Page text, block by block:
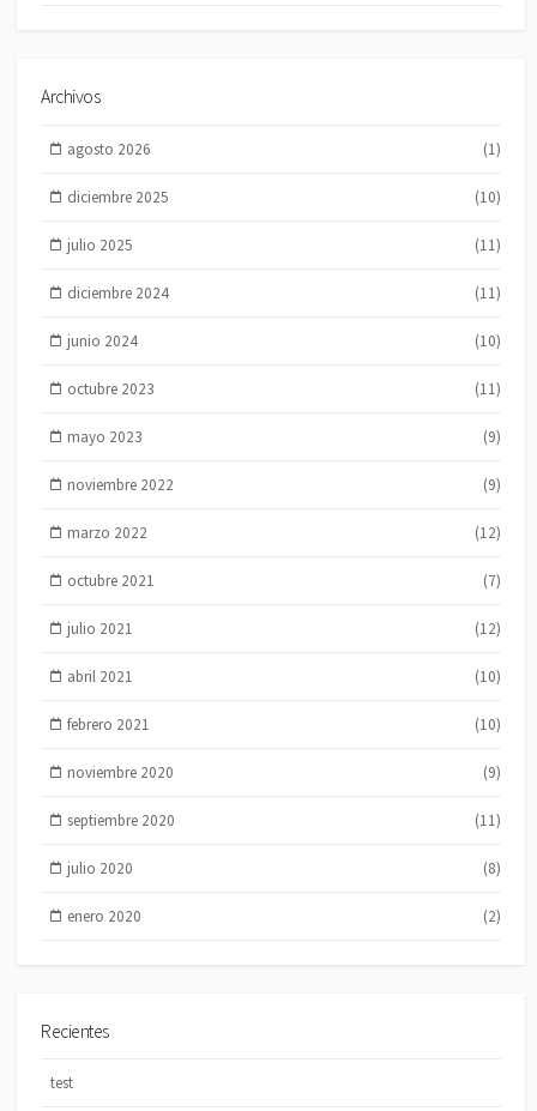
Archivos
agosto 2026 (1)
diciembre 2025 (10)
julio 2025 (11)
diciembre 2024 (11)
junio 2024 (10)
octubre 2023 (11)
mayo 2023 (9)
noviembre 2022 (9)
marzo 2022 (12)
octubre 2021 (7)
julio 2021 (12)
abril 2021 (10)
febrero 2021 (10)
noviembre 2020 (9)
septiembre 2020 (11)
julio 2020 (8)
enero 2020 (2)
Recientes
test